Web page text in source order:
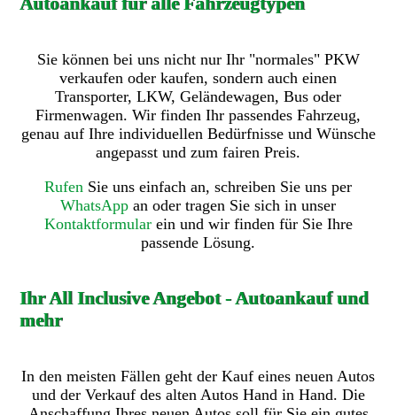
Sie können bei uns nicht nur Ihr "normales" PKW
verkaufen oder kaufen, sondern auch einen
Transporter, LKW, Geländewagen, Bus oder
Firmenwagen. Wir finden Ihr passendes Fahrzeug,
genau auf Ihre individuellen Bedürfnisse und Wünsche
angepasst und zum fairen Preis.
Rufen Sie uns einfach an, schreiben Sie uns per
WhatsApp an oder tragen Sie sich in unser
Kontaktformularein und wir finden für Sie Ihre
passende Lösung.
Ihr All Inclusive Angebot - Autoankauf und
mehr
In den meisten Fällen geht der Kauf eines neuen Autos
und der Verkauf des alten Autos Hand in Hand. Die